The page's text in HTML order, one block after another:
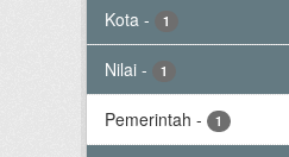
Kota - 1
Nilai - 1
Pemerintah - 1